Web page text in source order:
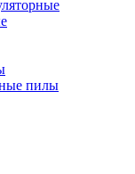
пилы